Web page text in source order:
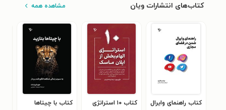
کتاب‌های انتشارات ویان مشاهده همه
کتاب راهنمای وایرال
کتاب ۱۰ استراتژی
کتاب با چیتاها